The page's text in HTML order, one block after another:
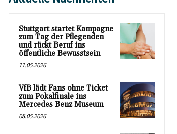
Stuttgart startet Kampagne
zum Tag der Pflegenden
und rückt Beruf ins
öffentliche Bewusstsein
11.05.2026
VfB lädt Fans ohne Ticket
zum Pokalfinale ins
Mercedes Benz Museum
08.05.2026